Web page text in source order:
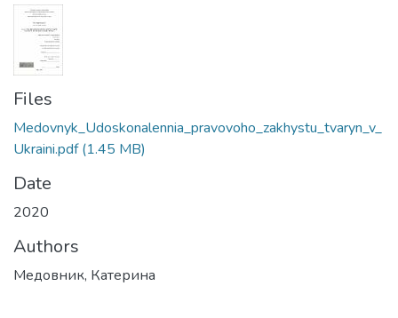
Files
Medovnyk_Udoskonalennia_pravovoho_zakhystu_tvaryn_v_
Ukraini.pdf(1.45 MB)
Date
2020
Authors
Медовник, Катерина